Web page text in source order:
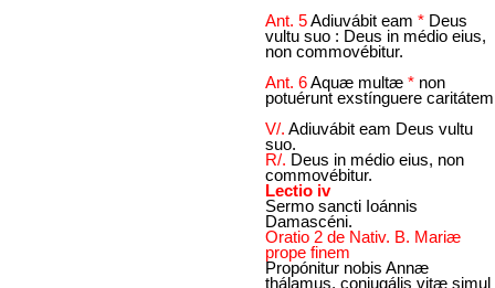
Ant. 5Adiuvábit eam * Deus
vultu suo : Deus in médio eius,
non commovébitur.
Ant. 6Aquæ multæ * non
potuérunt exstínguere
V/. Adiuvábit eam Deus vultu
suo.
R/. Deus in médio eius, non
commovébitur.
Lectio iv
Sermo sancti Ioánnis
Damascéni.
Oratio 2 de Nativ. B. Mariæ
prope finem
Propónitur nobis Annæ
thálamus, coniugális vitæ simul